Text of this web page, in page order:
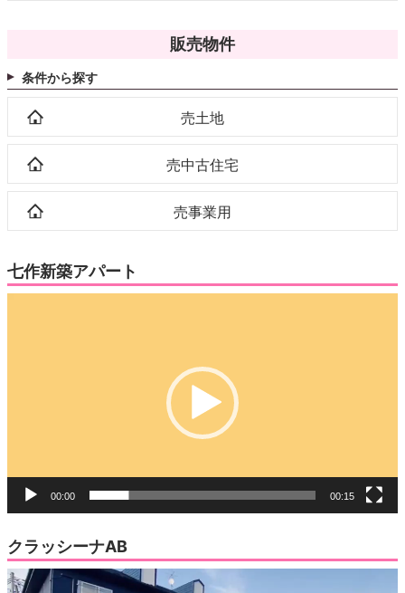
販売物件
条件から探す
売土地
売中古住宅
売事業用
七作新築アパート
00:00 00:15
クラッシーナAB
動